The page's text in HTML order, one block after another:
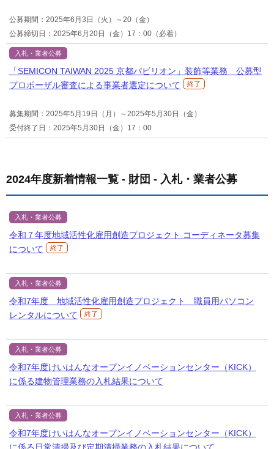
公募期間：2025年6月3日（火）～20（金）
公募締切日：2025年6月20日（金）17：00（必着）
入札・業者公募
「SEMICON TAIWAN 2025 京都パビリオン」装飾等業務 公募型
プロポーザル審査による事業者選定について
終了
募集期間：2025年5月19日（月）～2025年5月30日（金）
受付終了日：2025年5月30日（金）17：00
2024年度新着情報一覧 - 財団 - 入札・業者公募
入札・業者公募
令和７年度地域活性化雇用創造プロジェクト コーディネータ募集
について
終了
入札・業者公募
令和7年度 地域活性化雇用創造プロジェクト 職員用パソコン
レンタルについて
終了
入札・業者公募
令和7年度けいはんなオープンイノベーションセンター（KICK）
に係る建物管理業務の入札結果について
入札・業者公募
令和7年度けいはんなオープンイノベーションセンター（KICK）
に係る日常清掃及び定期清掃業務の入札結果について